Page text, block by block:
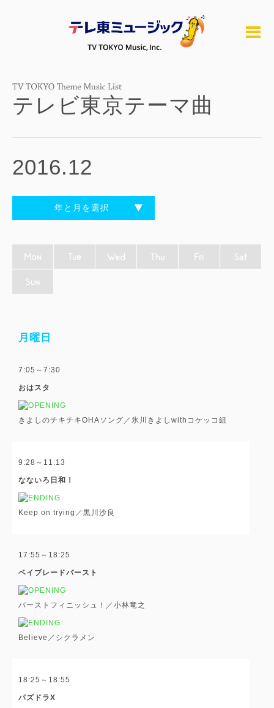
テレビ東京テーマ曲
2016.12
年と月を選択
月曜日
7:05～7:30
おはスタ
きよしのチキチキOHAソング／氷川きよしwithコケッコ組
9:28～11:13
なないろ日和！
Keep on trying／黒川沙良
17:55～18:25
ベイブレードバースト
バーストフィニッシュ！／小林竜之
Believe／シクラメン
18:25～18:55
パズドラX